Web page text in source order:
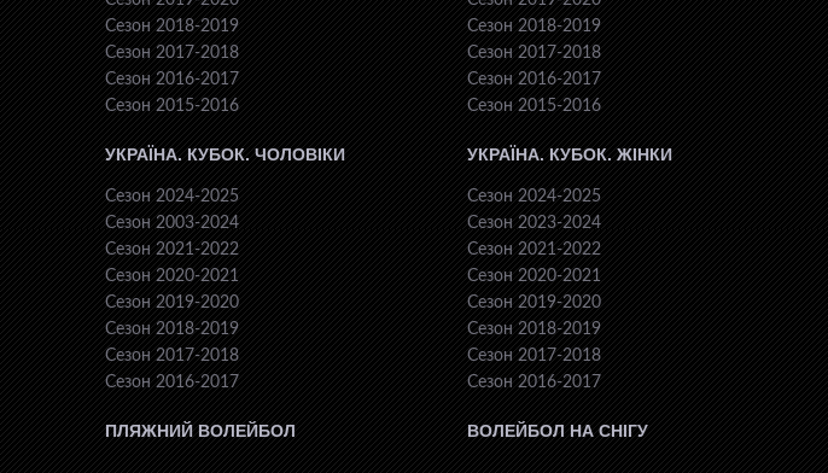
Сезон 2018-2019
Сезон 2017-2018
Сезон 2016-2017
Сезон 2015-2016
Сезон 2018-2019
Сезон 2017-2018
Сезон 2016-2017
Сезон 2015-2016
УКРАЇНА. КУБОК. ЧОЛОВІКИ
Сезон 2024-2025
Сезон 2003-2024
Сезон 2021-2022
Сезон 2020-2021
Сезон 2019-2020
Сезон 2018-2019
Сезон 2017-2018
Сезон 2016-2017
УКРАЇНА. КУБОК. ЖІНКИ
Сезон 2024-2025
Сезон 2023-2024
Сезон 2021-2022
Сезон 2020-2021
Сезон 2019-2020
Сезон 2018-2019
Сезон 2017-2018
Сезон 2016-2017
ПЛЯЖНИЙ ВОЛЕЙБОЛ ВОЛЕЙБОЛ НА СНІГУ